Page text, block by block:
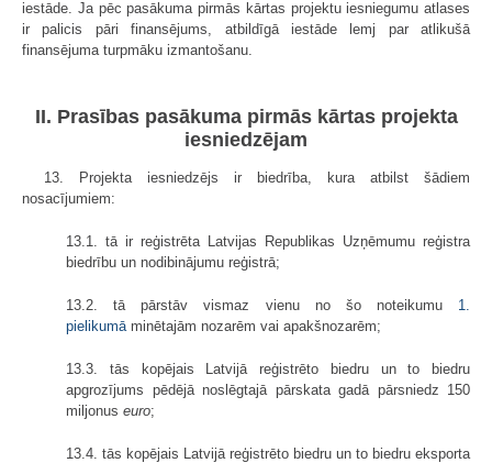
iestāde. Ja pēc pasākuma pirmās kārtas projektu iesniegumu atlases
ir palicis pāri finansējums, atbildīgā iestāde lemj par atlikušā
finansējuma turpmāku izmantošanu.
II. Prasības pasākuma pirmās kārtas projekta
iesniedzējam
13. Projekta iesniedzējs ir biedrība, kura atbilst šādiem
nosacījumiem:
13.1. tā ir reģistrēta Latvijas Republikas Uzņēmumu reģistra
biedrību un nodibinājumu reģistrā;
13.2. tā pārstāv vismaz vienu no šo noteikumu 1.
pielikumā minētajām nozarēm vai apakšnozarēm;
13.3. tās kopējais Latvijā reģistrēto biedru un to biedru
apgrozījums pēdējā noslēgtajā pārskata gadā pārsniedz 150
miljonus euro;
13.4. tās kopējais Latvijā reģistrēto biedru un to biedru eksporta